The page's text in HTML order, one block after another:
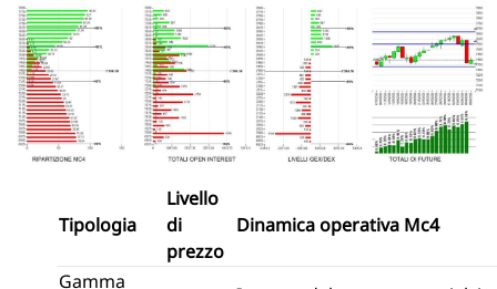
Tipologia
Livello
di
prezzo
Dinamica operativa Mc4
Gamma